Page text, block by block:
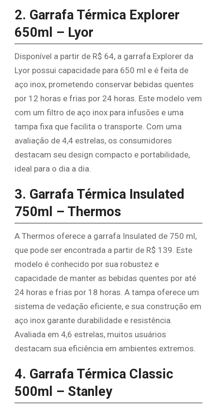
2. Garrafa Térmica Explorer
650ml – Lyor
Disponível a partir de R$ 64, a garrafa Explorer da
Lyor possui capacidade para 650 ml e é feita de
aço inox, prometendo conservar bebidas quentes
por 12 horas e frias por 24 horas. Este modelo vem
com um filtro de aço inox para infusões e uma
tampa fixa que facilita o transporte. Com uma
avaliação de 4,4 estrelas, os consumidores
destacam seu design compacto e portabilidade,
ideal para o dia a dia.
3. Garrafa Térmica Insulated
750ml – Thermos
A Thermos oferece a garrafa Insulated de 750 ml,
que pode ser encontrada a partir de R$ 139. Este
modelo é conhecido por sua robustez e
capacidade de manter as bebidas quentes por até
24 horas e frias por 18 horas. A tampa oferece um
sistema de vedação eficiente, e sua construção em
aço inox garante durabilidade e resistência.
Avaliada em 4,6 estrelas, muitos usuários
destacam sua eficiência em ambientes extremos.
4. Garrafa Térmica Classic
500ml – Stanley